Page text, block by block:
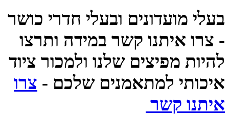
בעלי מועדונים ובעלי חדרי כושר
- צרו איתנו קשר במידה ותרצו
להיות מפיצים שלנו ולמכור ציוד
איכותי למתאמנים שלכם - צרו
איתנו קשר